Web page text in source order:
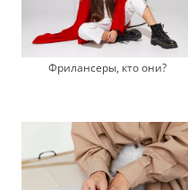
Фрилансеры, кто они?